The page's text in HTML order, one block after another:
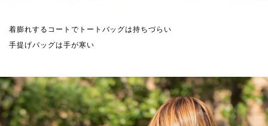
着膨れするコートでトートバッグは持ちづらい
手提げバッグは手が寒い